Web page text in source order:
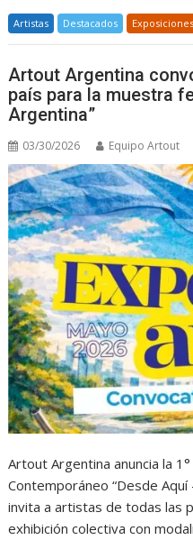
Artistas Destacados Exposiciones
Artout Argentina
país para la muestra
Argentina”
03/30/2026 Equipo Artout
Artout Argentina anuncia la
Contemporáneo “Desde
invita a artistas de todas las
exhibición colectiva con